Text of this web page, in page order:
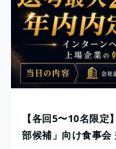
【各回5〜10名限
部候補」向け食事会